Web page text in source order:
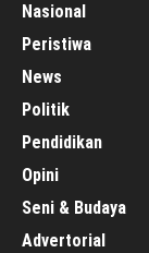
Nasional
Peristiwa
News
Politik
Pendidikan
Opini
Seni & Budaya
Advertorial